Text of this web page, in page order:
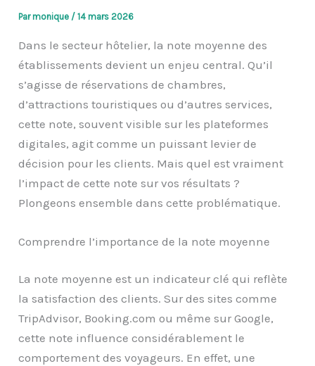
Parmonique /14 mars 2026
Dans le secteur hôtelier, la note moyenne des
établissements devient un enjeu central. Qu’il
s’agisse de réservations de chambres,
d’attractions touristiques ou d’autres services,
cette note, souvent visible sur les plateformes
digitales, agit comme un puissant levier de
décision pour les clients. Mais quel est vraiment
l’impact de cette note sur vos résultats ?
Plongeons ensemble dans cette problématique.
Comprendre l’importance de la note moyenne
La note moyenne est un indicateur clé qui reflète
la satisfaction des clients. Sur des sites comme
TripAdvisor, Booking.com ou même sur Google,
cette note influence considérablement le
comportement des voyageurs. En effet, une